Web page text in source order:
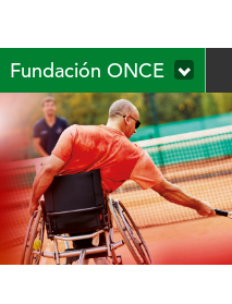
Fundación ONCE